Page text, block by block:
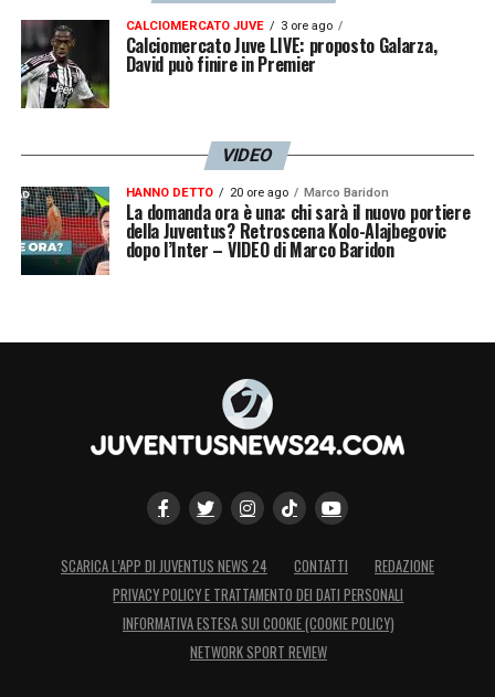
CALCIOMERCATO JUVE 3 ore ago
Calciomercato Juve LIVE: proposto Galarza,
David può finire in Premier
VIDEO
HANNO DETTO 20 ore ago Marco Baridon
La domanda ora è una: chi sarà il nuovo portiere
della Juventus? Retroscena Kolo-Alajbegovic
dopo l’Inter – VIDEO di Marco Baridon
SCARICA L’APP DI JUVENTUS NEWS 24 CONTATTI
REDAZIONE
PRIVACY POLICY E TRATTAMENTO DEI DATI PERSONALI
INFORMATIVA ESTESA SUI COOKIE (COOKIE POLICY)
NETWORK SPORT REVIEW